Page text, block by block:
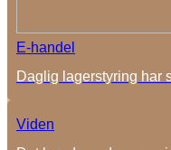
E-handel
Daglig lagerstyring har
Viden